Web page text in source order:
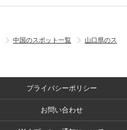
中国のスポット一覧
山口県のス
プライバシーポリシー
お問い合わせ